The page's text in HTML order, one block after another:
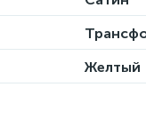
Желтый